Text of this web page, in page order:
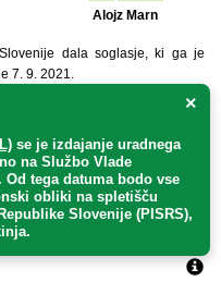
Alojz Marn
dala soglasje, ki ga je
7. 9. 2021.
NA VRH
×
se je izdajanje uradnega
na Službo Vlade
Od tega datuma bodo vse
obliki na spletišču
Slovenije (PISRS),